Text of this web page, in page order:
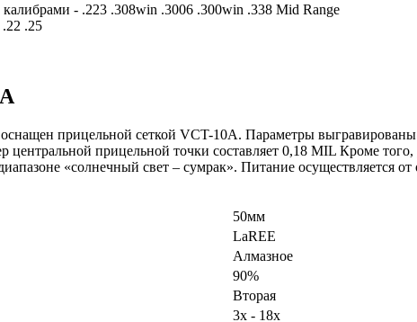
- .223 .308win .3006 .300win .338 Mid Range
.25
прицельной сеткой VCT-10A. Параметры
центральной прицельной точки составляет 0,18 MIL Кроме
«солнечный свет – сумрак». Питание осуществляется
50мм
LaREE
Алмазное
90%
Вторая
3x - 18x